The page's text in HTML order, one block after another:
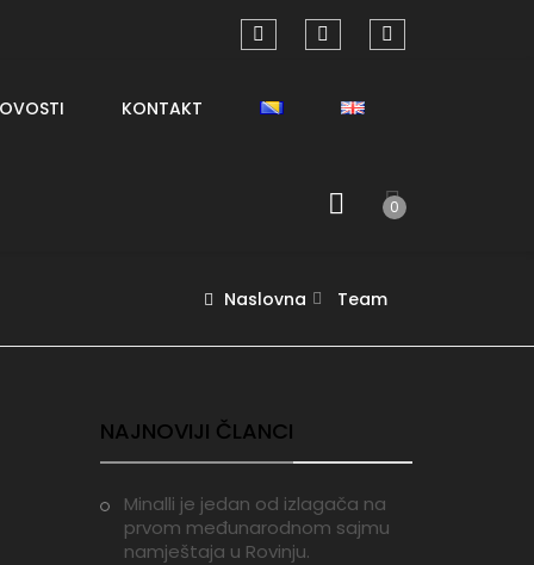
KONTAKT
0
Naslovna Team
NAJNOVIJI ČLANCI
Minalli je jedan od izlagača na
prvom međunarodnom sajmu
namještaja u Rovinju.